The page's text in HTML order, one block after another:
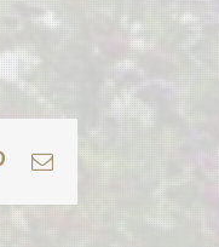
PinterestEmail